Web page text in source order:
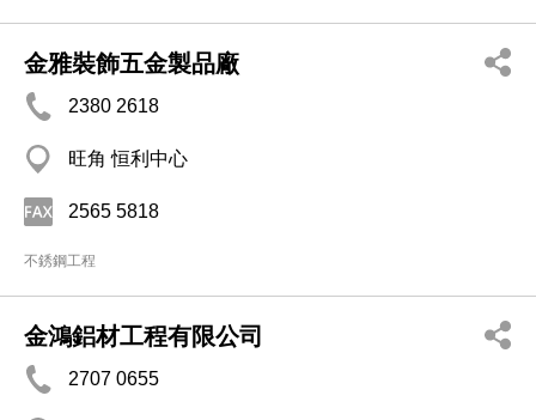
金雅裝飾五金製品廠
2380 2618
旺角 恒利中心
2565 5818
不銹鋼工程
金鴻鋁材工程有限公司
2707 0655